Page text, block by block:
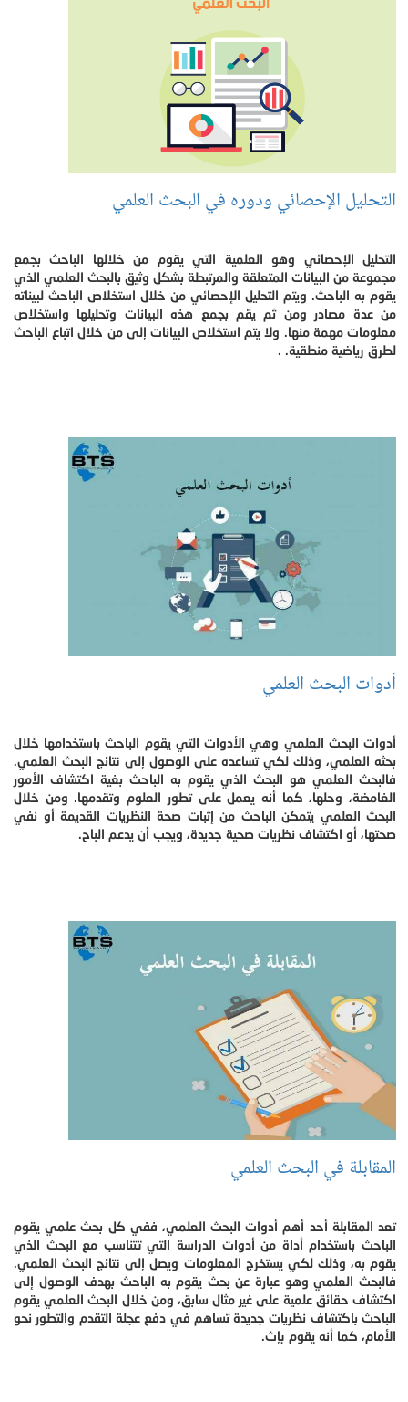
التحليل الإحصائي ودوره في البحث العلمي
التحليل الإحصائي وهو العلمية التي يقوم من خلالها الباحث بجمع
مجموعة من البيانات المتعلقة والمرتبطة بشكل وثيق بالبحث العلمي الذي
يقوم به الباحث. ويتم التحليل الإحصائي من خلال استخلاص الباحث لبيناته
من عدة مصادر ومن ثم يقم بجمع هذه البيانات وتحليلها واستخلاص
معلومات مهمة منها. ولا يتم استخلاص البيانات إلى من خلال اتباع الباحث
لطرق رياضية منطقية. .
أدوات البحث العلمي
أدوات البحث العلمي وهي الأدوات التي يقوم الباحث باستخدامها خلال
بحثه العلمي، وذلك لكي تساعده على الوصول إلى نتائج البحث العلمي.
فالبحث العلمي هو البحث الذي يقوم به الباحث بغية اكتشاف الأمور
الغامضة، وحلها، كما أنه يعمل على تطور العلوم وتقدمها. ومن خلال
البحث العلمي يتمكن الباحث من إثبات صحة النظريات القديمة أو نفي
صحتها، أو اكتشاف نظريات صحية جديدة، ويجب أن يدعم الباح.
المقابلة في البحث العلمي
تعد المقابلة أحد أهم أدوات البحث العلمي، ففي كل بحث علمي يقوم
الباحث باستخدام أداة من أدوات الدراسة التي تتناسب مع البحث الذي
يقوم به، وذلك لكي يستخرج المعلومات ويصل إلى نتائج البحث العلمي.
فالبحث العلمي وهو عبارة عن بحث يقوم به الباحث بهدف الوصول إلى
اكتشاف حقائق علمية على غير مثال سابق، ومن خلال البحث العلمي يقوم
الباحث باكتشاف نظريات جديدة تساهم في دفع عجلة التقدم والتطور نحو
الأمام، كما أنه يقوم بإث.